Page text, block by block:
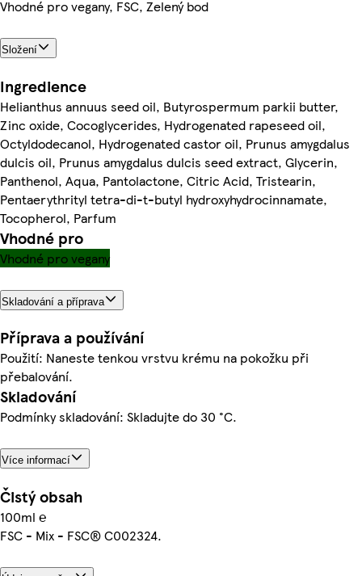
Vhodné pro vegany, FSC, Zelený bod
Složení
Ingredience
Helianthus annuus seed oil, Butyrospermum parkii butter,
Zinc oxide, Cocoglycerides, Hydrogenated rapeseed oil,
Octyldodecanol, Hydrogenated castor oil, Prunus amygdalus
dulcis oil, Prunus amygdalus dulcis seed extract, Glycerin,
Panthenol, Aqua, Pantolactone, Citric Acid, Tristearin,
Pentaerythrityl tetra-di-t-butyl hydroxyhydrocinnamate,
Tocopherol, Parfum
Vhodné pro
Vhodné pro vegany
Skladování a příprava
Příprava a používání
Použití: Naneste tenkou vrstvu krému na pokožku při
přebalování.
Skladování
Podmínky skladování: Skladujte do 30 °C.
Více informací
Čistý obsah
100ml ℮
FSC - Mix - FSC® C002324.